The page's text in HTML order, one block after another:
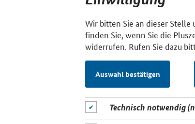
Wir bitten Sie an dieser
finden Sie, wenn Sie die
widerrufen. Rufen Sie dazu
Auswahl bestätigen
Technisch notwendig